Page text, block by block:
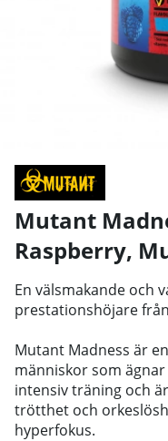
Mutant
Raspberry,
En välsmakande och
prestationshöjare
Mutant Madness är
människor som
intensiv träning och
trötthet och
hyperfokus.